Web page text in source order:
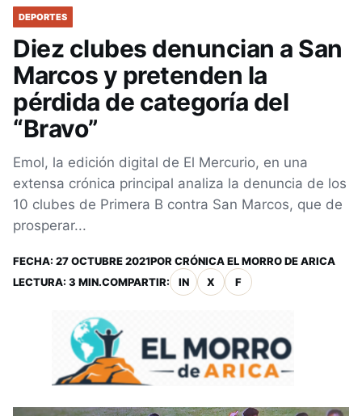
DEPORTES
Diez clubes denuncian a San
Marcos y pretenden la
pérdida de categoría del
“Bravo”
Emol, la edición digital de El Mercurio, en una
extensa crónica principal analiza la denuncia de los
10 clubes de Primera B contra San Marcos, que de
prosperar...
FECHA: 27 OCTUBRE 2021POR CRÓNICA EL MORRO DE ARICA
LECTURA: 3 MIN.COMPARTIR: IN X F